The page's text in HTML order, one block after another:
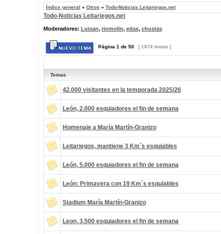
Índice general » Otros » Todo-Noticias Leitariegos.net
Todo-Noticias Leitariegos.net
Moderadores: Luisan, riomolin, edax, chustas
Página 1 de 50 [ 1974 temas ]
Temas
42.000 visitantes en la temporada 2025/26
León, 2.000 esquiadores el fin de semana
Homenaje a María Martín-Granizo
Leitariegos, mantiene 3 Km´s esquiables
León, 5.000 esquiadores el fin de semana
León: Primavera con 19 Km´s esquiables
Stadium María Martín-Granizo
Leon, 3.500 esquiadores el fin de semana